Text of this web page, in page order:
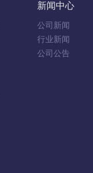
新闻中心
公司新闻
行业新闻
公司公告